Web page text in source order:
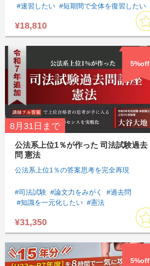
#速習したい #短期間で全体を復習したい
#選択科目
#選択科目講座
¥18,810
公法系上位1％が作った 司法試験過去
問 憲法
公法系上位1％の答案思考を完全再現
#司法試験 #論文力をみがく
#過去問
#知識を一元化したい #憲法
#司法試験過去問
5%off
¥31,350
8月31日 まで
5%off